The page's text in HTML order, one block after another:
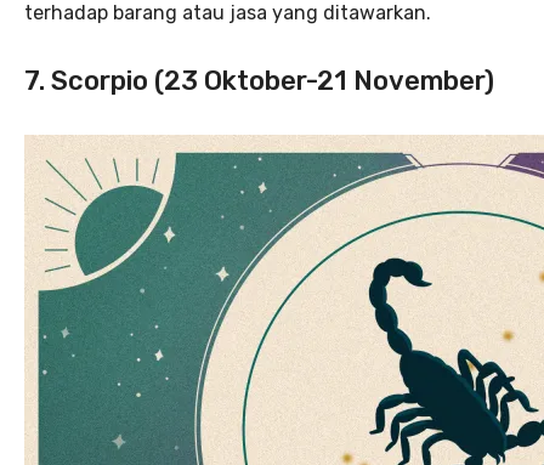
terhadap barang atau jasa yang ditawarkan.
7. Scorpio (23 Oktober-21 November)